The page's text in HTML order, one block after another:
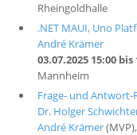
Rheingoldhalle
.NET MAUI, Uno
André Krämer
03.07.2025 15:00 bis
Mannheim
Frage- und Antwort-
Dr. Holger
André Krämer(MVP),